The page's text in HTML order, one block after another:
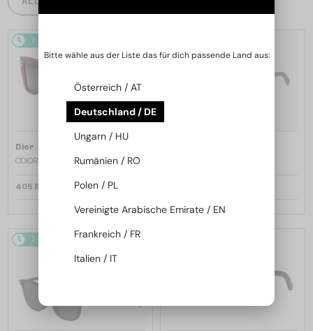
2-4 WERKTAGE
Dior —
CDIOR S1F - 35A0 D - 56
405 EUR
2-4 WERKTAGE
Bitte wähle aus der Liste das für dich passende Land aus:
Österreich / AT
Deutschland / DE
Ungarn / HU
Rumänien / RO
Polen / PL
Vereinigte Arabische Emirate / EN
Frankreich / FR
Italien / IT